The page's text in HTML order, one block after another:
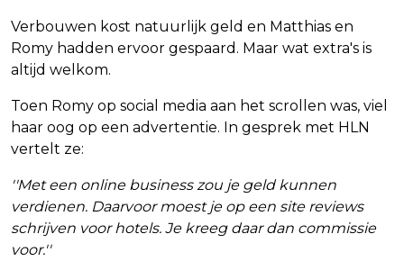
Verbouwen kost natuurlijk geld en Matthias en
Romy hadden ervoor gespaard. Maar wat extra's is
altijd welkom.
Toen Romy op social media aan het scrollen was, viel
haar oog op een advertentie. In gesprek met HLN
vertelt ze:
''Met een online business zou je geld kunnen
verdienen. Daarvoor moest je op een site reviews
schrijven voor hotels. Je kreeg daar dan commissie
voor.''